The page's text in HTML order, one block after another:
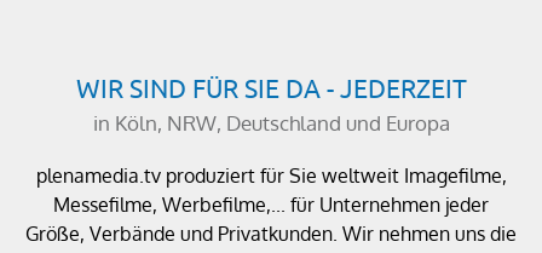
WIR SIND FÜR SIE DA - JEDERZEIT
in Köln, NRW, Deutschland und Europa
plenamedia.tv produziert für Sie weltweit Imagefilme,
Messefilme, Werbefilme,... für Unternehmen jeder
Größe, Verbände und Privatkunden. Wir nehmen uns die